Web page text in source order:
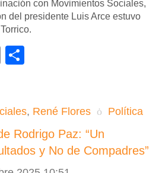
con Movimientos Sociales,
del presidente Luis Arce estuvo
Email
, René Flores Política
Rodrigo Paz: “Un
y No de Compadres”